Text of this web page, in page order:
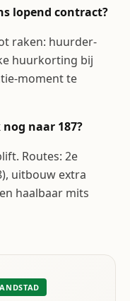
lopend contract?
raken: huurder-
huurkorting bij
moment te
naar 187?
Routes: 2e
uitbouw extra
haalbaar mits